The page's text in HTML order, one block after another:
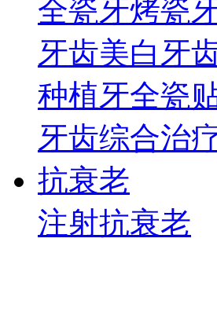
全瓷牙烤瓷
牙齿美白 牙
种植牙全瓷
牙齿综合治
抗衰老
注射抗衰老